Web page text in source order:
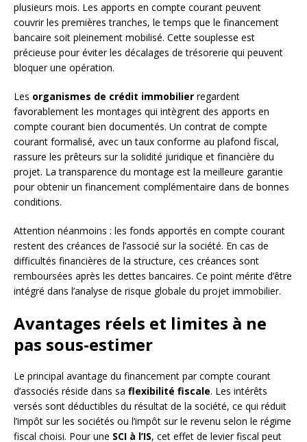
plusieurs mois. Les apports en compte courant peuvent
couvrir les premières tranches, le temps que le financement
bancaire soit pleinement mobilisé. Cette souplesse est
précieuse pour éviter les décalages de trésorerie qui peuvent
bloquer une opération.
Les organismes de crédit immobilier regardent
favorablement les montages qui intègrent des apports en
compte courant bien documentés. Un contrat de compte
courant formalisé, avec un taux conforme au plafond fiscal,
rassure les prêteurs sur la solidité juridique et financière du
projet. La transparence du montage est la meilleure garantie
pour obtenir un financement complémentaire dans de bonnes
conditions.
Attention néanmoins : les fonds apportés en compte courant
restent des créances de l’associé sur la société. En cas de
difficultés financières de la structure, ces créances sont
remboursées après les dettes bancaires. Ce point mérite d’être
intégré dans l’analyse de risque globale du projet immobilier.
Avantages réels et limites à ne
pas sous-estimer
Le principal avantage du financement par compte courant
d’associés réside dans sa flexibilité fiscale. Les intérêts
versés sont déductibles du résultat de la société, ce qui réduit
l’impôt sur les sociétés ou l’impôt sur le revenu selon le régime
fiscal choisi. Pour une SCI à l’IS, cet effet de levier fiscal peut